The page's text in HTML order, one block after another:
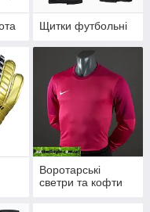
Щитки футбольні
Воротарські
светри та кофти